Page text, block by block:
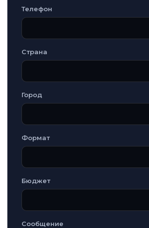
Телефон
Страна
Город
Формат
Бюджет
Сообщение